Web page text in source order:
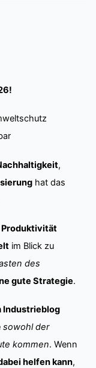
,
hat das
Produktivität
im Blick zu
des
gute Strategie.
Industrieblog
sowohl der
kommen. Wenn
helfen kann,